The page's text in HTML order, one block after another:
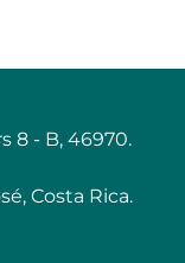
8 - B, 46970.
Costa Rica.